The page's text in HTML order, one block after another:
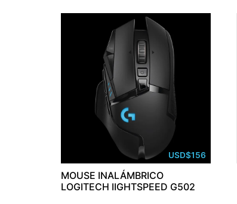
USD$156
MOUSE INALÁMBRICO
LOGITECH IIGHTSPEED G502